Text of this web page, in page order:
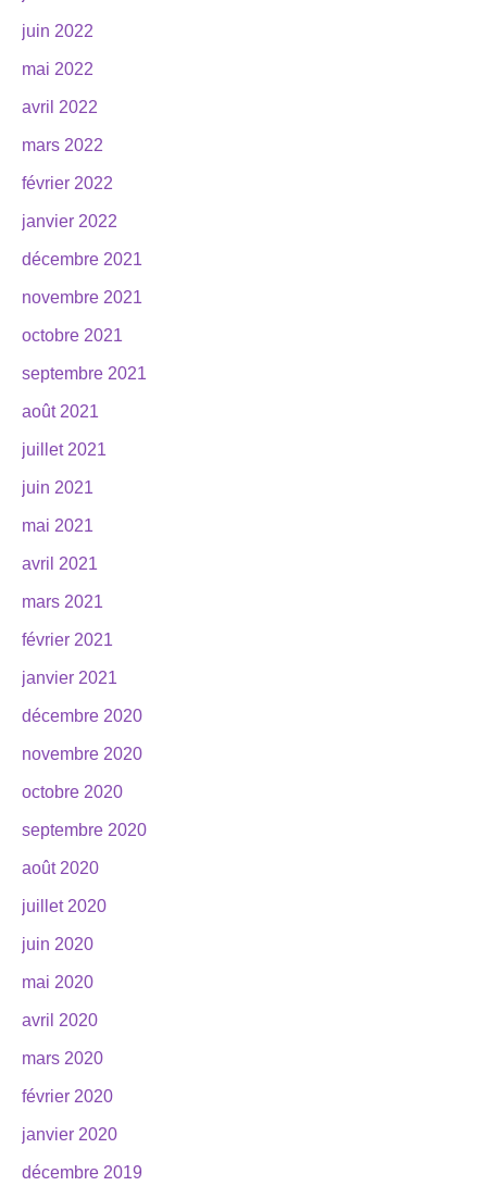
juin 2022
mai 2022
avril 2022
mars 2022
février 2022
janvier 2022
décembre 2021
novembre 2021
octobre 2021
septembre 2021
août 2021
juillet 2021
juin 2021
mai 2021
avril 2021
mars 2021
février 2021
janvier 2021
décembre 2020
novembre 2020
octobre 2020
septembre 2020
août 2020
juillet 2020
juin 2020
mai 2020
avril 2020
mars 2020
février 2020
janvier 2020
décembre 2019